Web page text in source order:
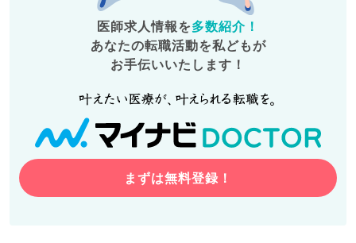
医師求人情報を多数紹介！
あなたの転職活動を私どもが
お手伝いいたします！
まずは無料登録！